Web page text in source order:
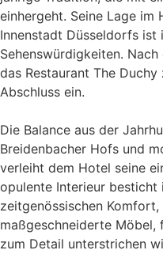
einhergeht. Seine Lage im
Innenstadt Düsseldorfs ist
Sehenswürdigkeiten.
das Restaurant The
Abschluss ein.
Die Balance aus der
Breidenbacher Hofs und
verleiht dem Hotel seine
opulente Interieur besticht
zeitgenössischen
maßgeschneiderte
zum Detail unterstrichen